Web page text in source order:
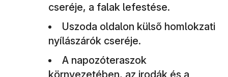
cseréje, a falak lefestése.
Uszoda oldalon külső homlokzati
nyílászárók cseréje.
A napozóteraszok
környezetében, az irodák és a